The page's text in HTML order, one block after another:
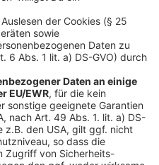
es auch richtiges
entstandenen
Südsee bieten ein
einem Strand kann
spazieren gehen oder